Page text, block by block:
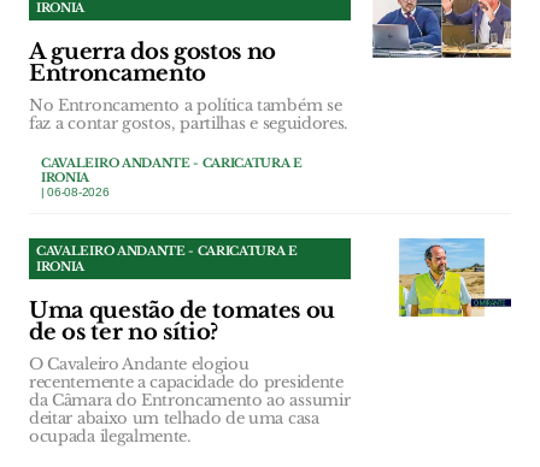
IRONIA
A guerra dos gostos no
Entroncamento
No Entroncamento a política também se
faz a contar gostos, partilhas e seguidores.
CAVALEIRO ANDANTE - CARICATURA E
IRONIA
| 06-08-2026
CAVALEIRO ANDANTE - CARICATURA E
IRONIA
Uma questão de tomates ou
de os ter no sítio?
O Cavaleiro Andante elogiou
recentemente a capacidade do presidente
da Câmara do Entroncamento ao assumir
deitar abaixo um telhado de uma casa
ocupada ilegalmente.